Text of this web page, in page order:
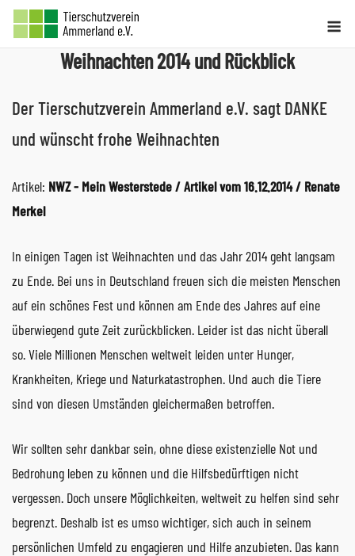
Skip
Weihnachten 2014 und Rückblick
Der Tierschutzverein Ammerland e.V. sagt DANKE
und wünscht frohe Weihnachten
Artikel: NWZ - Mein Westerstede / Artikel vom 16.12.2014 / Renate
Merkel
In einigen Tagen ist Weihnachten und das Jahr 2014 geht langsam
zu Ende. Bei uns in Deutschland freuen sich die meisten Menschen
auf ein schönes Fest und können am Ende des Jahres auf eine
überwiegend gute Zeit zurückblicken. Leider ist das nicht überall
so. Viele Millionen Menschen weltweit leiden unter Hunger,
Krankheiten, Kriege und Naturkatastrophen. Und auch die Tiere
sind von diesen Umständen gleichermaßen betroffen.
Wir sollten sehr dankbar sein, ohne diese existenzielle Not und
Bedrohung leben zu können und die Hilfsbedürftigen nicht
vergessen. Doch unsere Möglichkeiten, weltweit zu helfen sind sehr
begrenzt. Deshalb ist es umso wichtiger, sich auch in seinem
persönlichen Umfeld zu engagieren und Hilfe anzubieten. Das kann